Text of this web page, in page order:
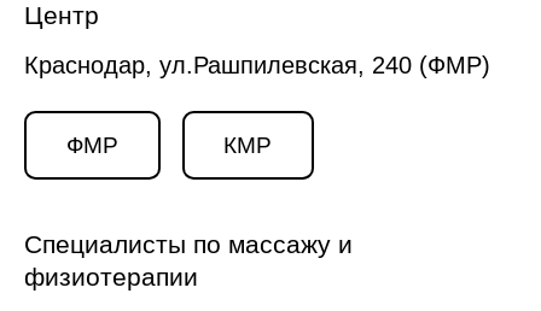
Центр
Краснодар, ул.Рашпилевская, 240 (ФМР)
ФМР КМР
Специалисты по массажу и
физиотерапии